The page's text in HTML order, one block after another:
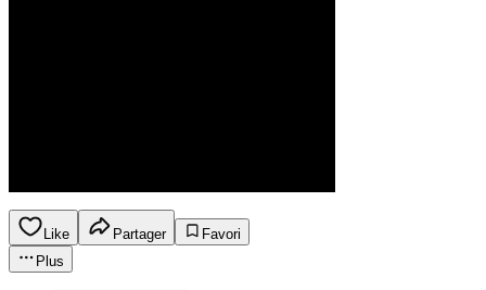
Like Partager
Favori
Plus